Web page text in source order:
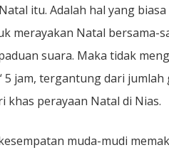
itu. Adalah hal yang
merayakan Natal bersama-
suara. Maka tidak
5 jam, tergantung dari
khas perayaan Natal di Nias.
muda-mudi